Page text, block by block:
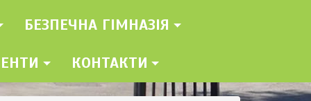
БЕЗПЕЧНА ГІМНАЗІЯ
КОНТАКТИ